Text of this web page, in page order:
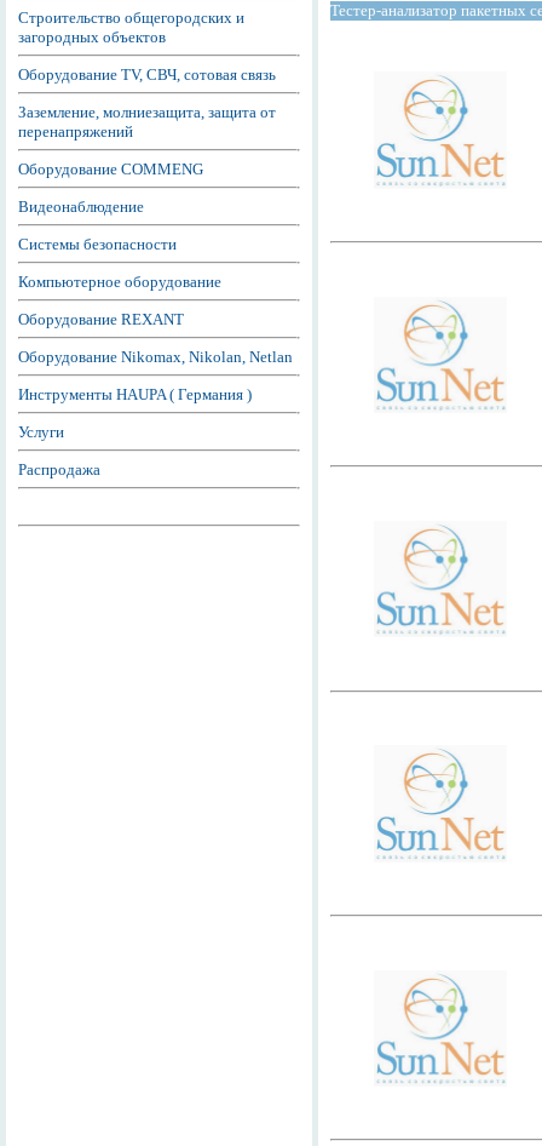
Строительство общегородских и
загородных объектов
Оборудование TV, СВЧ, сотовая связь
Заземление, молниезащита, защита от
перенапряжений
Оборудование COMMENG
Видеонаблюдение
Системы безопасности
Компьютерное оборудование
Оборудование REXANT
Оборудование Nikomax, Nikolan, Netlan
Инструменты HAUPA ( Германия )
Услуги
Распродажа
Тестер-анализатор